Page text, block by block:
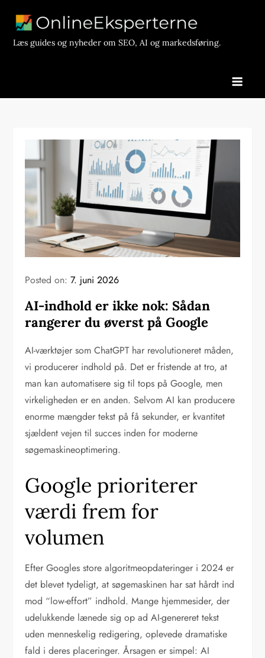
contentLæs guides og nyheder om SEO, AI og markedsføring.
Posted on:7. juni 2026
AI-indhold er ikke nok: Sådan
rangerer du øverst på Google
AI-værktøjer som ChatGPT har revolutioneret måden,
vi producerer indhold på. Det er fristende at tro, at
man kan automatisere sig til tops på Google, men
virkeligheden er en anden. Selvom AI kan producere
enorme mængder tekst på få sekunder, er kvantitet
sjældent vejen til succes inden for moderne
søgemaskineoptimering.
Google prioriterer
værdi frem for
volumen
Efter Googles store algoritmeopdateringer i 2024 er
det blevet tydeligt, at søgemaskinen har sat hårdt ind
mod “low-effort” indhold. Mange hjemmesider, der
udelukkende lænede sig op ad AI-genereret tekst
uden menneskelig redigering, oplevede dramatiske
fald i deres placeringer. Årsagen er simpel: AI